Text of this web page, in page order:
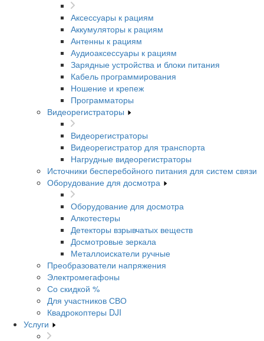
Аксессуары к рациям
Аккумуляторы к рациям
Антенны к рациям
Аудиоаксессуары к рациям
Зарядные устройства и блоки питания
Кабель программирования
Ношение и крепеж
Программаторы
Видеорегистраторы
Видеорегистраторы
Видеорегистратор для транспорта
Нагрудные видеорегистраторы
Источники бесперебойного питания для систем связи
Оборудование для досмотра
Оборудование для досмотра
Алкотестеры
Детекторы взрывчатых веществ
Досмотровые зеркала
Металлоискатели ручные
Преобразователи напряжения
Электромегафоны
Со скидкой %
Для участников СВО
Квадрокоптеры DJI
Услуги